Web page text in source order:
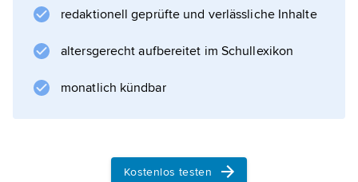
Lektor das Lektionar, für die Sänger das
Zeremonienordnung die Ordines).
redaktionell geprüfte und verlässliche Inhalte
altersgerecht aufbereitet im Schullexikon
monatlich kündbar
Kostenlos testen